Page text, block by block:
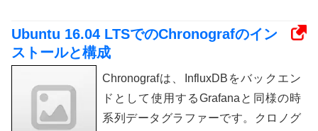
Ubuntu 16.04 LTSでのChronografのイン
ストールと構成
Chronografは、InfluxDBをバックエン
ドとして使用するGrafanaと同様の時
系列データグラファーです。クロノグ